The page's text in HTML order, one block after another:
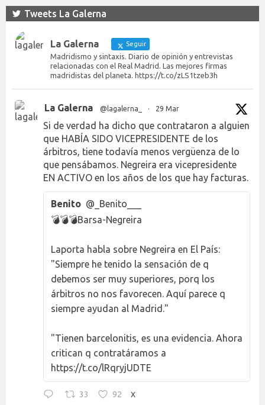
Tweets La Galerna
La Galerna Seguir
Madridismo y sintaxis. Diario de opinión y entrevistas
relacionadas con el Real Madrid. Las mejores firmas
madridistas del planeta. https://t.co/zLS1tzeb3h
La Galerna @lagalerna_ · 29 Mar
Si de verdad ha dicho que contrataron a alguien
que HABÍA SIDO VICEPRESIDENTE de los
árbitros, tiene todavía menos vergüenza de lo
que pensábamos. Negreira era vicepresidente
EN ACTIVO en los años de los que hay facturas.
Benito @_Benito___
💣💣💣Barsa-Negreira
Laporta habla sobre Negreira en El País:
"Siempre he tenido la sensación de q
debemos ser muy superiores, porq los
árbitros no nos favorecen. Aquí parece q
siempre ayudan al Madrid."
"Tienen barcelonitis, es una evidencia. Ahora
critican q contratáramos a
https://t.co/lRqryjUDTE
33 92 X